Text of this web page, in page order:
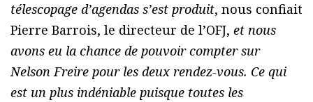
télescopage d’agendas s’est produit, nous confiait
Pierre Barrois, le directeur de l’OFJ, et nous
avons eu la chance de pouvoir compter sur
Nelson Freire pour les deux rendez-vous. Ce qui
est un plus indéniable puisque toutes les